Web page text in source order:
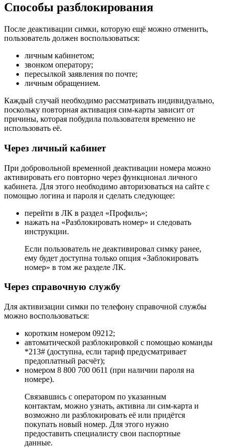
Способы разблокирования
После деактивации симки, которую ещё можно отменить,
пользователь должен воспользоваться:
личным кабинетом;
звонком оператору;
пересылкой заявления по почте;
личным обращением.
Каждый случай необходимо рассматривать индивидуально,
поскольку повторная активация сим-карты зависит от
причины, которая побудила пользователя временно не
использовать её.
Через личный кабинет
При добровольной временной деактивации номера можно
активировать его повторно через функционал личного
кабинета. Для этого необходимо авторизоваться на сайте с
помощью логина и пароля и сделать следующее:
перейти в ЛК в раздел «Профиль»;
нажать на «Разблокировать номер» и следовать
инструкции.
Если пользователь не деактивировал симку ранее,
ему будет доступна только опция «Заблокировать
номер» в том же разделе ЛК.
Через справочную службу
Для активизации симки по телефону справочной службы
можно воспользоваться:
коротким номером 09212;
автоматической разблокировкой с помощью команды
*213# (доступна, если тариф предусматривает
предоплатный расчёт);
номером 8 800 700 0611 (при наличии пароля на
номере).
Связавшись с оператором по указанным
контактам, можно узнать, активна ли сим-карта и
возможно ли разблокировать её или придётся
покупать новый номер. Для этого нужно
предоставить специалисту свои паспортные
данные.